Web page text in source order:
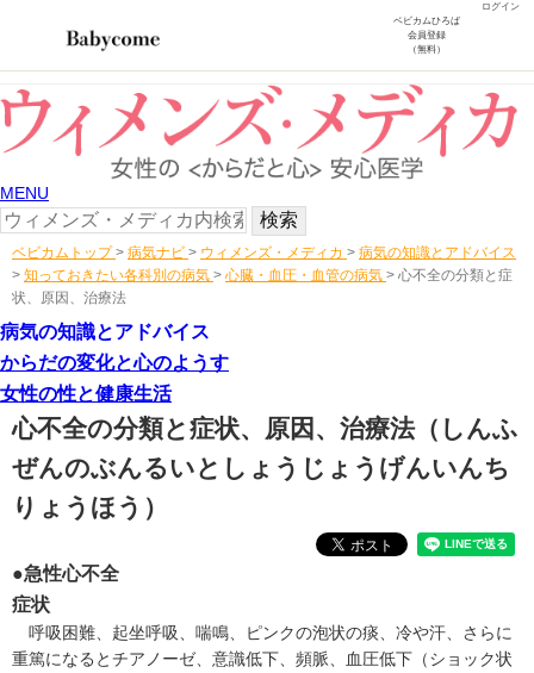
ログイン
ベビカムひろば
会員登録
（無料）
MENU
ベビカムトップ > 病気ナビ > ウィメンズ・メディカ > 病気の知識とアドバイス
> 知っておきたい各科別の病気 > 心臓・血圧・血管の病気 > 心不全の分類と症
状、原因、治療法
病気の知識とアドバイス
からだの変化と心のようす
女性の性と健康生活
心不全の分類と症状、原因、治療法（しんふ
ぜんのぶんるいとしょうじょうげんいんち
りょうほう）
●急性心不全
症状
呼吸困難、起坐呼吸、喘鳴、ピンクの泡状の痰、冷や汗、さらに
重篤になるとチアノーゼ、意識低下、頻脈、血圧低下（ショック状